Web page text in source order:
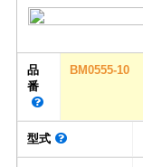
品
番
BM0555-10
型式